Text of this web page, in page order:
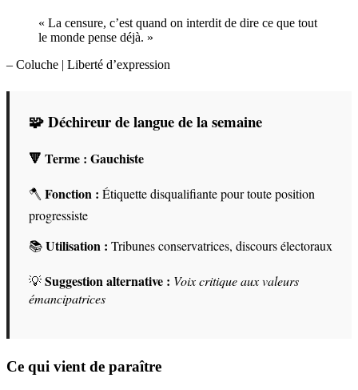
« La censure, c’est quand on interdit de dire ce que tout
le monde pense déjà. »
– Coluche | Liberté d’expression
🧩 Déchireur de langue de la semaine
🔻 Terme : Gauchiste
🪓 Fonction : Étiquette disqualifiante pour toute position
progressiste
📚Utilisation : Tribunes conservatrices, discours électoraux
💡Suggestion alternative : Voix critique aux valeurs
émancipatrices
Ce qui vient de paraître